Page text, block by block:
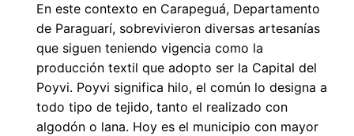
En este contexto en Carapeguá, Departamento
de Paraguarí, sobrevivieron diversas artesanías
que siguen teniendo vigencia como la
producción textil que adopto ser la Capital del
Poyvi. Poyvi significa hilo, el común lo designa a
todo tipo de tejido, tanto el realizado con
algodón o lana. Hoy es el municipio con mayor